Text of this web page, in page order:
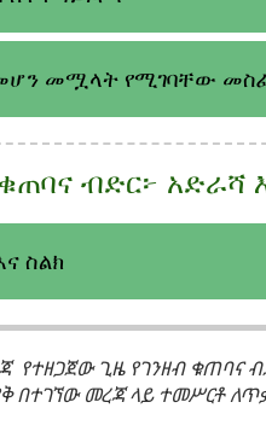
መሟላት የሚገባቸው
ብድር፦ አድራሻ
ስልክ
የተዘጋጀው ጊዜ የገንዘብ ቁጠባና
በተገኘው መረጃ ላይ ተመሥርቶ